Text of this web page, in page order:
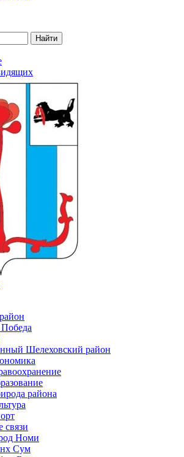
Найти
Шелеховский район
района
Номи
Сум